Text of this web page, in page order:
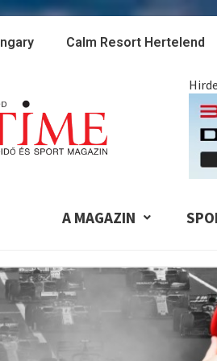
Calm Resort Hertelend
A MAGAZIN